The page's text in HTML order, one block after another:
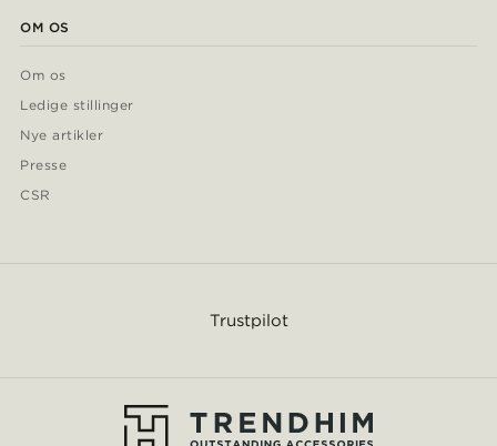
OM OS
Om os
Ledige stillinger
Nye artikler
Presse
CSR
Trustpilot